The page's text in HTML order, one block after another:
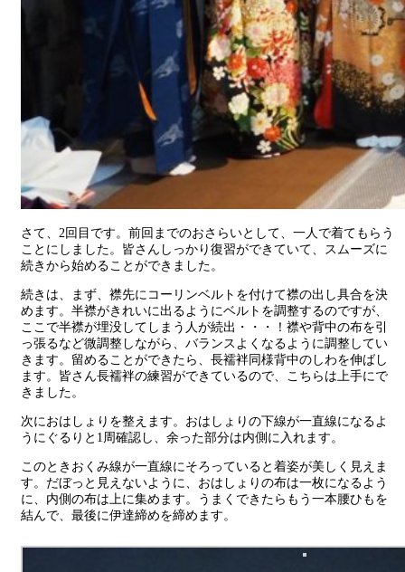
さて、2回目です。前回までのおさらいとして、一人で着てもらう
ことにしました。皆さんしっかり復習ができていて、スムーズに
続きから始めることができました。
続きは、まず、襟先にコーリンベルトを付けて襟の出し具合を決
めます。半襟がきれいに出るようにベルトを調整するのですが、
ここで半襟が埋没してしまう人が続出・・・！襟や背中の布を引
っ張るなど微調整しながら、バランスよくなるように調整してい
きます。留めることができたら、長襦袢同様背中のしわを伸ばし
ます。皆さん長襦袢の練習ができているので、こちらは上手にで
きました。
次におはしょりを整えます。おはしょりの下線が一直線になるよ
うにぐるりと1周確認し、余った部分は内側に入れます。
このときおくみ線が一直線にそろっていると着姿が美しく見えま
す。だぼっと見えないように、おはしょりの布は一枚になるよう
に、内側の布は上に集めます。うまくできたらもう一本腰ひもを
結んで、最後に伊達締めを締めます。